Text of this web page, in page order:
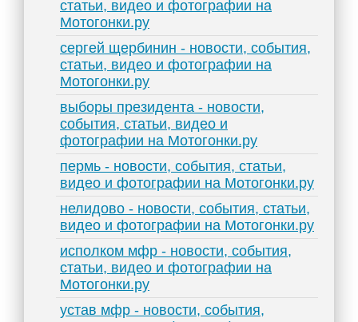
статьи, видео и фотографии на
Мотогонки.ру
сергей щербинин - новости, события,
статьи, видео и фотографии на
Мотогонки.ру
выборы президента - новости,
события, статьи, видео и
фотографии на Мотогонки.ру
пермь - новости, события, статьи,
видео и фотографии на Мотогонки.ру
нелидово - новости, события, статьи,
видео и фотографии на Мотогонки.ру
исполком мфр - новости, события,
статьи, видео и фотографии на
Мотогонки.ру
устав мфр - новости, события,